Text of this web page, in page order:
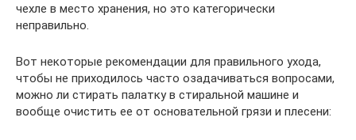
чехле в место хранения, но это категорически
неправильно.
Вот некоторые рекомендации для правильного ухода,
чтобы не приходилось часто озадачиваться вопросами,
можно ли стирать палатку в стиральной машине и
вообще очистить ее от основательной грязи и плесени: